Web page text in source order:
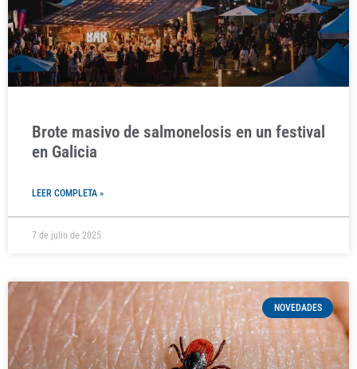
Brote masivo de salmonelosis en un festival
en Galicia
LEER COMPLETA »
7 de julio de 2025
NOVEDADES